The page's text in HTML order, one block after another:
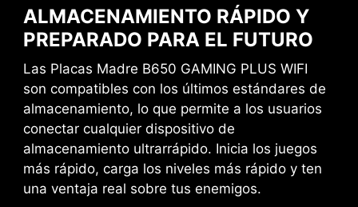
ALMACENAMIENTO RÁPIDO Y
PREPARADO PARA EL FUTURO
Las Placas Madre B650 GAMING PLUS WIFI
son compatibles con los últimos estándares de
almacenamiento, lo que permite a los usuarios
conectar cualquier dispositivo de
almacenamiento ultrarrápido. Inicia los juegos
más rápido, carga los niveles más rápido y ten
una ventaja real sobre tus enemigos.
con las marcas de memoria más populares en
condiciones extremas para garantizar que tu
sistema funcione estable pase lo que pase.
Perfil EXPO fácil de activar con ajustes de
alimentación automáticos para obtener la mejor
velocidad y estabilidad de la memoria.
Obtenga acceso inmediato a la información
crítica de su hardware en tiempo real como la
temperatura, la capacidad de la memoria, la
velocidad del reloj y el voltaje.
PRUEBA DE MEMORIA
Obtenga una velocidad extrema de la memoria
de su sistema y consiga un mayor rendimiento.
BÚSQUEDA Y FAVORITOS